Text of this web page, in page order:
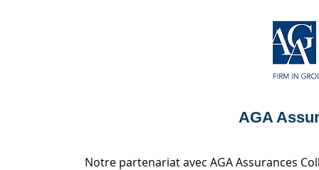
AGA
Notre partenariat avec AGA Assurances